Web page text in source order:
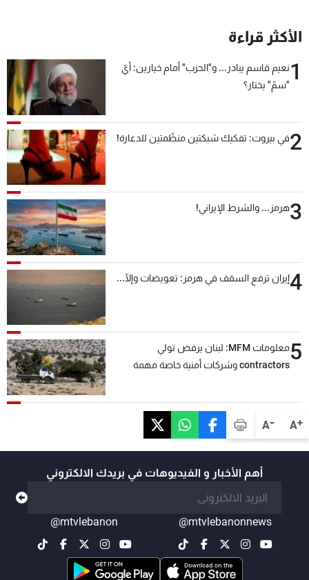
A+
A-
الأكثر قراءة
1نعيم قاسم يبادر... و"الحزب" أمام خيارين: أيّ
"سمّ" يختار؟
2في بيروت: تفكيك شبكتين منظّمتين للدعارة!
3هرمز... والشرط الإيراني!
4إيران ترفع السقف في هرمز: تعويضات وإلّا...
5
معلومات MFM: لبنان يرفض تولي
contractors وشركات أمنية خاصة مهمة
أهم الأخبار و الفيديوهات في بريدك الالكتروني
@mtvlebanonnews
@mtvlebanon